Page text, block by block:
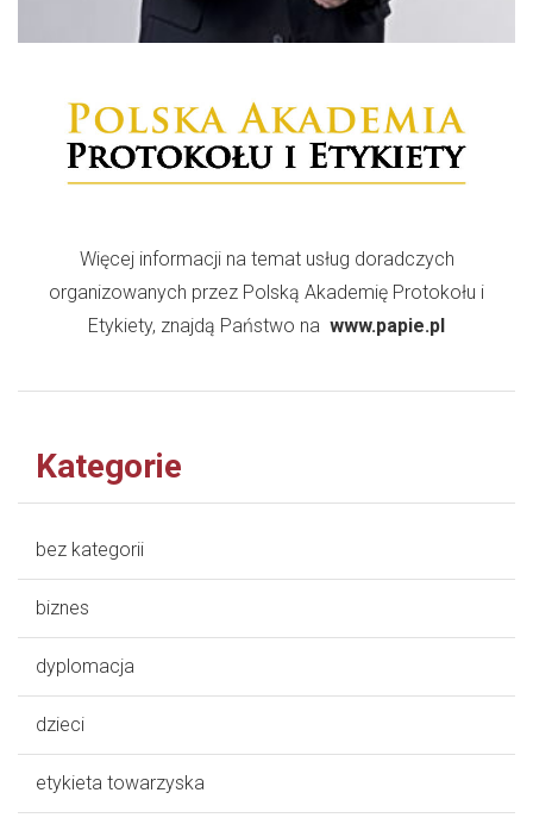
Więcej informacji na temat usług doradczych
organizowanych przez Polską Akademię Protokołu i
Etykiety, znajdą Państwo na www.papie.pl
Kategorie
bez kategorii
biznes
dyplomacja
dzieci
etykieta towarzyska